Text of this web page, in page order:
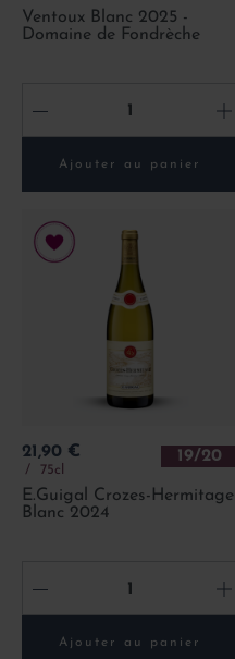
Ventoux Blanc 2025 -
Domaine de Fondrèche
- +
Ajouter au panier
Prix
21,90 €
75cl
19/20
E.Guigal Crozes-Hermitage
Blanc 2024
- +
Ajouter au panier